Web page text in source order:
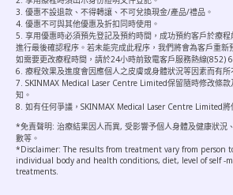
3. 優惠不設退款、不得轉讓、不可兌換現金/產品/禮品。
4. 優惠不可與其他優惠及折扣同時使用。
5. 享用優惠時必須預先登記及預約時間，成功預約客戶於療程
進行最後確認程序。若未能完成此程序，我們將會為客戶重新
如需要更改療程時間，請於24小時前致電客戶服務熱線(852)
6. 療程效果及進度會因應個人之皮膚或身體狀況等因素而有所
7. SKINMAX Medical Laser Centre Limited保留隨時修改條
知。
8. 如有任何爭議，SKINMAX Medical Laser Centre Limited將
*免責聲明: 治療結果因人而異, 受影響予個人身體及健康狀況
數等。
*Disclaimer: The results from treatment vary from person
individual body and health conditions, diet, level of self -
treatments.